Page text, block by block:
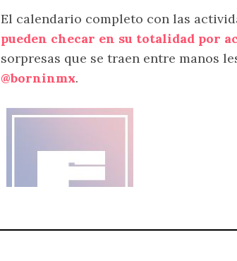
El calendario completo con las
pueden checar en su totalidad por
sorpresas que se traen entre manos
@borninmx.